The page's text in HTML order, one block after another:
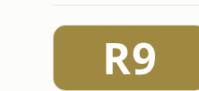
R9